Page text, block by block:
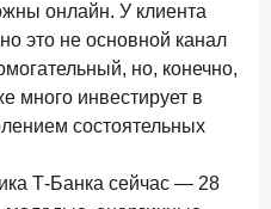
онлайн. У клиента
это не основной канал
но, конечно,
много инвестирует в
состоятельных
Т-Банка сейчас — 28